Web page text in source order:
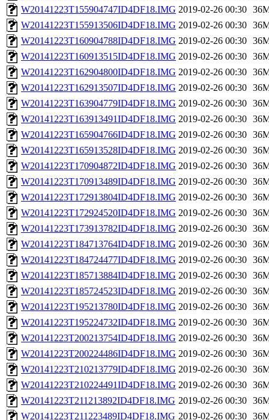
W20141223T155904747ID4DF18.IMG 2019-02-26 00:30
W20141223T155913506ID4DF18.IMG 2019-02-26 00:30
W20141223T160904788ID4DF18.IMG 2019-02-26 00:30
W20141223T160913515ID4DF18.IMG 2019-02-26 00:30
W20141223T162904800ID4DF18.IMG 2019-02-26 00:30
W20141223T162913507ID4DF18.IMG 2019-02-26 00:30
W20141223T163904779ID4DF18.IMG 2019-02-26 00:30
W20141223T163913491ID4DF18.IMG 2019-02-26 00:30
W20141223T165904766ID4DF18.IMG 2019-02-26 00:30
W20141223T165913528ID4DF18.IMG 2019-02-26 00:30
W20141223T170904872ID4DF18.IMG 2019-02-26 00:30
W20141223T170913489ID4DF18.IMG 2019-02-26 00:30
W20141223T172913804ID4DF18.IMG 2019-02-26 00:30
W20141223T172924520ID4DF18.IMG 2019-02-26 00:30
W20141223T173913782ID4DF18.IMG 2019-02-26 00:30
W20141223T184713764ID4DF18.IMG 2019-02-26 00:30
W20141223T184724477ID4DF18.IMG 2019-02-26 00:30
W20141223T185713884ID4DF18.IMG 2019-02-26 00:30
W20141223T185724523ID4DF18.IMG 2019-02-26 00:30
W20141223T195213780ID4DF18.IMG 2019-02-26 00:30
W20141223T195224732ID4DF18.IMG 2019-02-26 00:30
W20141223T200213754ID4DF18.IMG 2019-02-26 00:30
W20141223T200224486ID4DF18.IMG 2019-02-26 00:30
W20141223T210213779ID4DF18.IMG 2019-02-26 00:30
W20141223T210224491ID4DF18.IMG 2019-02-26 00:30
W20141223T211213892ID4DF18.IMG 2019-02-26 00:30
W20141223T211223489ID4DF18.IMG 2019-02-26 00:30